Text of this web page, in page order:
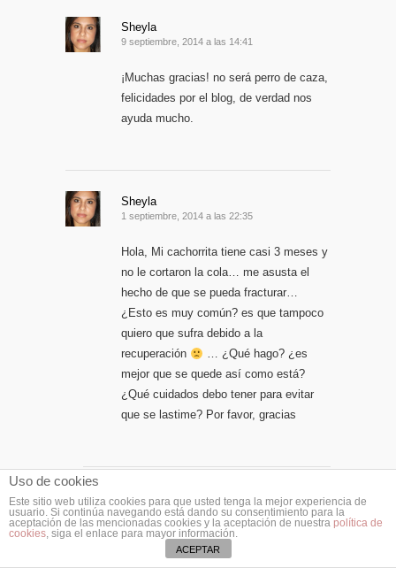
Sheyla
9 septiembre, 2014 a las 14:41
¡Muchas gracias! no será perro de caza,
felicidades por el blog, de verdad nos
ayuda mucho.
Sheyla
1 septiembre, 2014 a las 22:35
Hola, Mi cachorrita tiene casi 3 meses y
no le cortaron la cola… me asusta el
hecho de que se pueda fracturar…
¿Esto es muy común? es que tampoco
quiero que sufra debido a la
recuperación
… ¿Qué hago? ¿es
mejor que se quede así como está?
¿Qué cuidados debo tener para evitar
que se lastime? Por favor, gracias
admin
3 septiembre, 2014 a las 11:36
Hola Sheyla,
Uso de cookies
Este sitio web utiliza cookies para que usted tenga la mejor experiencia de
usuario. Si continúa navegando está dando su consentimiento para la
aceptación de las mencionadas cookies y la aceptación de nuestra política de
cookies, siga el enlace para mayor información.
ACEPTAR